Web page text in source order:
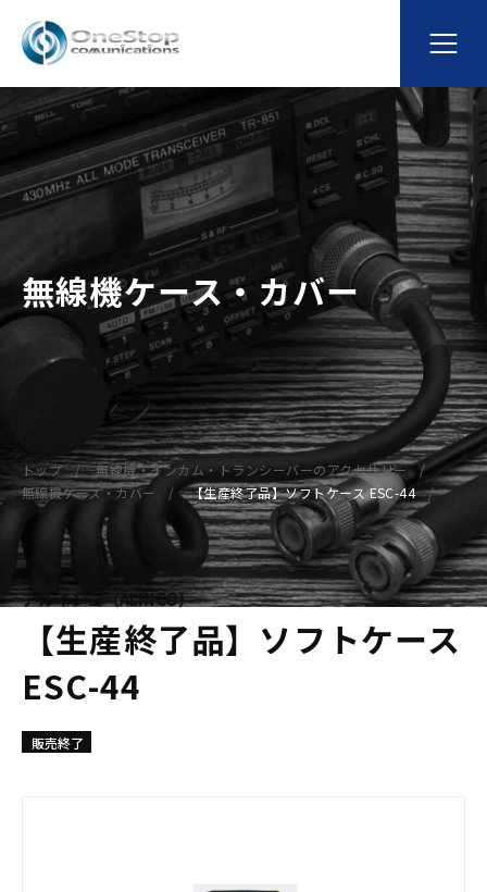
無線機ケース・カバー
トップ
無線機・インカム・トランシーバーのアクセサリー
無線機ケース・カバー
【生産終了品】ソフトケース ESC-44
アルインコ（ALINCO）
【生産終了品】ソフトケース
ESC-44
販売終了